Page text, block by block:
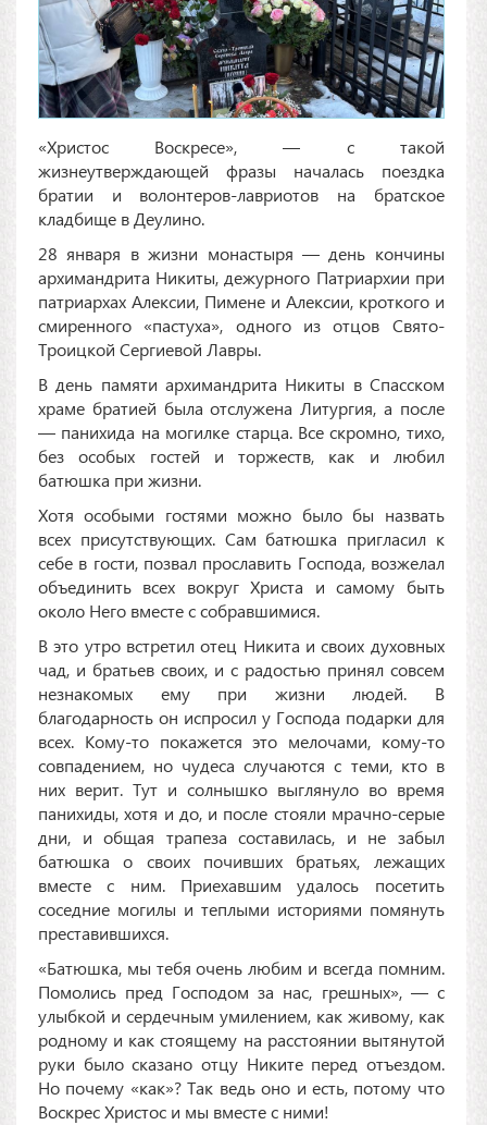
«Христос Воскресе», — с такой
жизнеутверждающей фразы началась поездка
братии и волонтеров-лавриотов на братское
кладбище в Деулино.
28 января в жизни монастыря — день кончины
архимандрита Никиты, дежурного Патриархии при
патриархах Алексии, Пимене и Алексии, кроткого и
смиренного «пастуха», одного из отцов Свято-
Троицкой Сергиевой Лавры.
В день памяти архимандрита Никиты в Спасском
храме братией была отслужена Литургия, а после
— панихида на могилке старца. Все скромно, тихо,
без особых гостей и торжеств, как и любил
батюшка при жизни.
Хотя особыми гостями можно было бы назвать
всех присутствующих. Сам батюшка пригласил к
себе в гости, позвал прославить Господа, возжелал
объединить всех вокруг Христа и самому быть
около Него вместе с собравшимися.
В это утро встретил отец Никита и своих духовных
чад, и братьев своих, и с радостью принял совсем
незнакомых ему при жизни людей. В
благодарность он испросил у Господа подарки для
всех. Кому-то покажется это мелочами, кому-то
совпадением, но чудеса случаются с теми, кто в
них верит. Тут и солнышко выглянуло во время
панихиды, хотя и до, и после стояли мрачно-серые
дни, и общая трапеза составилась, и не забыл
батюшка о своих почивших братьях, лежащих
вместе с ним. Приехавшим удалось посетить
соседние могилы и теплыми историями помянуть
преставившихся.
«Батюшка, мы тебя очень любим и всегда помним.
Помолись пред Господом за нас, грешных», — с
улыбкой и сердечным умилением, как живому, как
родному и как стоящему на расстоянии вытянутой
руки было сказано отцу Никите перед отъездом.
Но почему «как»? Так ведь оно и есть, потому что
Воскрес Христос и мы вместе с ними!